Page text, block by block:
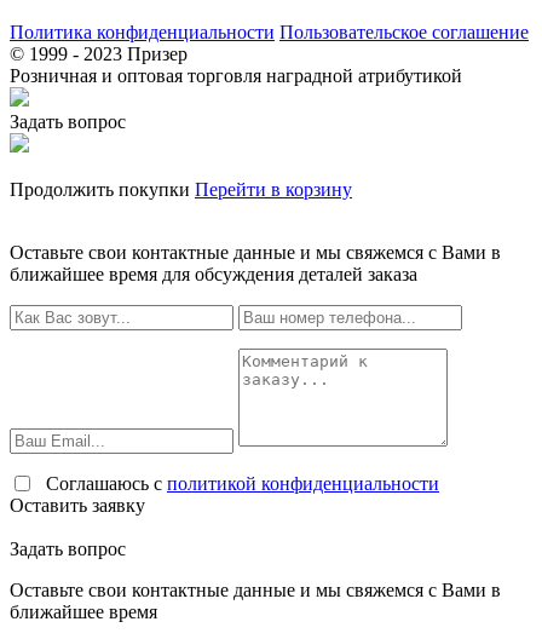
Политика конфиденциальности Пользовательское соглашение
© 1999 - 2023 Призер
Розничная и оптовая торговля наградной атрибутикой
Задать вопрос
Продолжить покупки Перейти в корзину
Оставьте свои контактные данные и мы свяжемся с Вами в
ближайшее время для обсуждения деталей заказа
Соглашаюсь с политикой конфиденциальности
Оставить заявку
Задать вопрос
Оставьте свои контактные данные и мы свяжемся с Вами в
ближайшее время